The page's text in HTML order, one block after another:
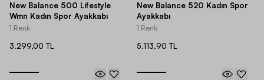
New Balance 500 Lifestyle
Wmn Kadın Spor Ayakkabı
1 Renk
3.299,00 TL
New Balance 520 Kadın Spor
Ayakkabı
1 Renk
5.113,90 TL